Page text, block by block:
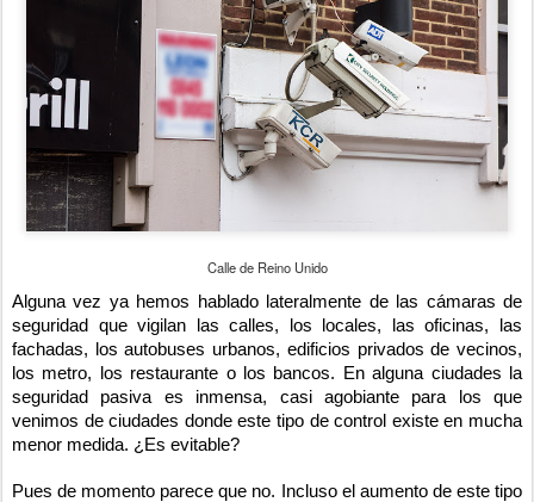
Calle de Reino Unido
Alguna vez ya hemos hablado lateralmente de las cámaras de
seguridad que vigilan las calles, los locales, las oficinas, las
fachadas, los autobuses urbanos, edificios privados de vecinos,
los metro, los restaurante o los bancos. En alguna ciudades la
seguridad pasiva es inmensa, casi agobiante para los que
venimos de ciudades donde este tipo de control existe en mucha
menor medida. ¿Es evitable?
Pues de momento parece que no. Incluso el aumento de este tipo